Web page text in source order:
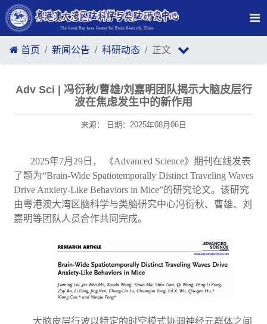
首页 新闻公告 科研动态 正文
Adv Sci | 冯衍秋/曹雄/刘嘉明团队揭示大脑皮层行
波在焦虑发生中的新作用
来源： 日期：2025年08月06日
2025年7月29日， 《Advanced Science》期刊在线发表
了题为“Brain-Wide Spatiotemporally Distinct Traveling Waves
Drive Anxiety-Like Behaviors in Mice”的研究论文。该研究
由粤港澳大湾区脑科学与类脑研究中心冯衍秋、曹雄、刘
嘉明等团队人员合作共同完成。
大脑皮层行波以特定的时空模式协调神经元群体之间